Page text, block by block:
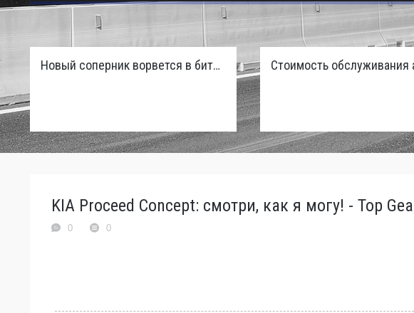
Тюнинг Mitsubishi Eclipse. Самый быстрый передний привод России с бензиновым
Новый соперник ворвется в битву пикапов: Sinotruk S7 с дизелем и 4×4 готовят к старту в России
KIA Proceed Concept: смотри, как я могу! - Top
0 0